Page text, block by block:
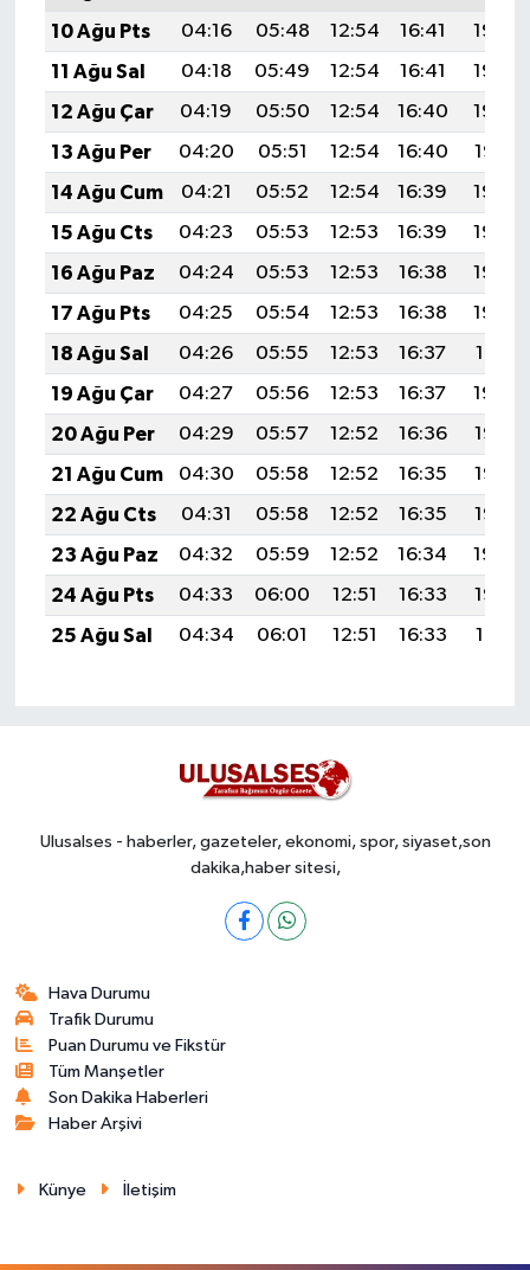
10 Ağu Pts
04:16 05:48 12:54 16:41
19:50
11 Ağu Sal
04:18 05:49 12:54 16:41
19:49
12 Ağu Çar
04:19 05:50 12:54 16:40
19:48
13 Ağu Per
04:20 05:51 12:54 16:40
19:47
14 Ağu Cum
04:21 05:52 12:54 16:39
19:46
15 Ağu Cts
04:23 05:53 12:53 16:39
19:44
16 Ağu Paz
04:24 05:53 12:53 16:38
19:43
17 Ağu Pts
04:25 05:54 12:53 16:38
19:42
18 Ağu Sal
04:26 05:55 12:53 16:37
19:41
19 Ağu Çar
04:27 05:56 12:53 16:37
19:39
20 Ağu Per
04:29 05:57 12:52 16:36
19:38
21 Ağu Cum
04:30 05:58 12:52 16:35
19:37
22 Ağu Cts
04:31 05:58 12:52 16:35
19:35
23 Ağu Paz
04:32 05:59 12:52 16:34
19:34
24 Ağu Pts
04:33 06:00 12:51 16:33
19:33
25 Ağu Sal
04:34 06:01 12:51 16:33 19:31
Ulusalses - haberler, gazeteler, ekonomi, spor, siyaset,son
dakika,haber sitesi,
Hava Durumu
Trafik Durumu
Puan Durumu ve Fikstür
Tüm Manşetler
Son Dakika Haberleri
Haber Arşivi
Künye İletişim